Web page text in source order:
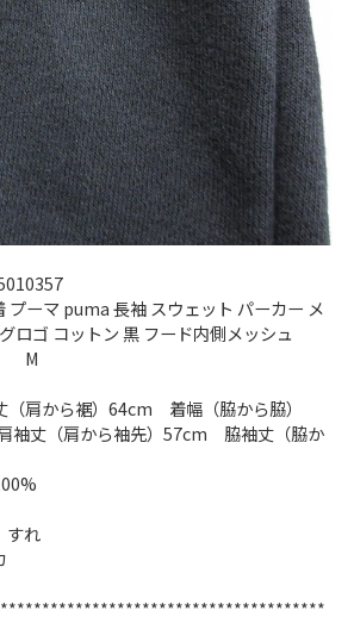
ーマ puma 長袖 スウェット パーカー メ
ロゴ コットン 黒 フード内側メッシュ
M
（肩から裾）64cm 着幅（脇から脇）
丈（肩から袖先）57cm 脇袖丈（脇か
すれ